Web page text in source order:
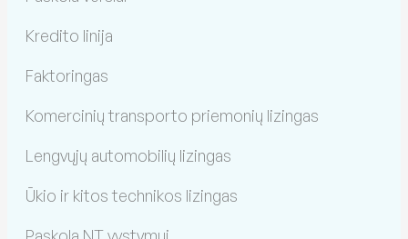
Kredito linija
Faktoringas
Komercinių transporto priemonių lizingas
Lengvųjų automobilių lizingas
Ūkio ir kitos technikos lizingas